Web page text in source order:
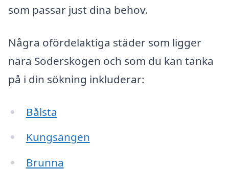
som passar just dina behov.
Några ofördelaktiga städer som ligger
nära Söderskogen och som du kan tänka
på i din sökning inkluderar:
Bålsta
Kungsängen
Brunna